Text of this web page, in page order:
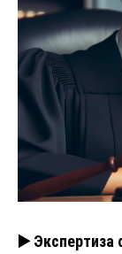
▶️ Экспертиза